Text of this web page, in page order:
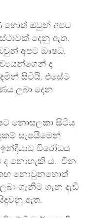
හොත් ඔවුන් අපට
දෙනු ඇත.
අපට ඖෂධ,
ද
සිටියි. එසේම
ලබා දෙන
නොසලකා සිටිය
සැපයීමෙන්
විරෝධය
ද නොහැකි ය. චීන
නොවුනහොත්
ගැනීම ගැන දැඩි
ඇත.